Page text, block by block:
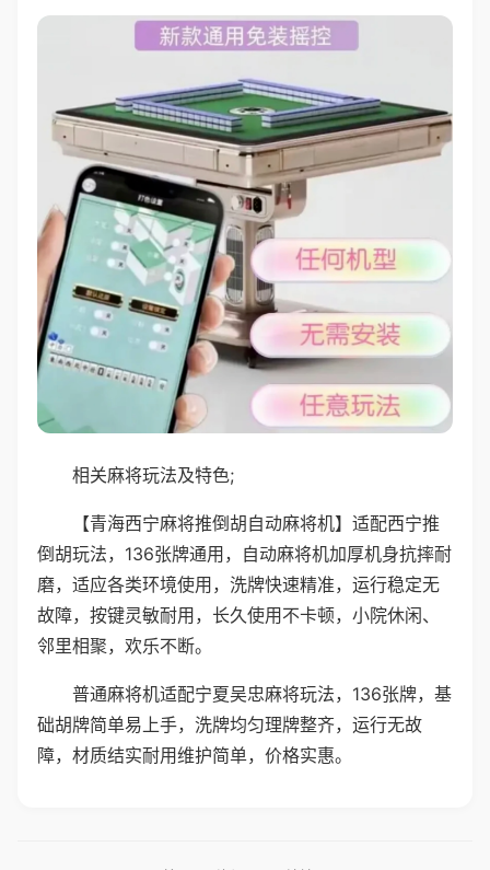
相关麻将玩法及特色;
【青海西宁麻将推倒胡自动麻将机】适配西宁推
倒胡玩法，136张牌通用，自动麻将机加厚机身抗摔耐
磨，适应各类环境使用，洗牌快速精准，运行稳定无
故障，按键灵敏耐用，长久使用不卡顿，小院休闲、
邻里相聚，欢乐不断。
普通麻将机适配宁夏吴忠麻将玩法，136张牌，基
础胡牌简单易上手，洗牌均匀理牌整齐，运行无故
障，材质结实耐用维护简单，价格实惠。